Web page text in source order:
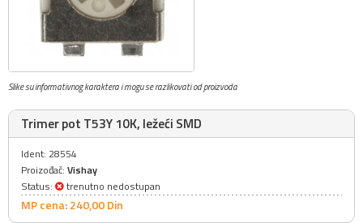
Slike su informativnog karaktera i mogu se razlikovati od proizvoda
Trimer pot T53Y 10K, ležeći SMD
Ident: 28554
Proizođač: Vishay
Status:
trenutno nedostupan
MP cena: 240,00Din